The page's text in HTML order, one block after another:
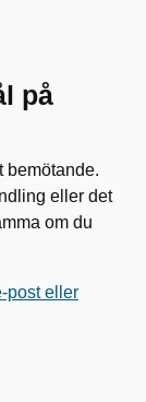
på
bemötande.
eller det
om du
post eller